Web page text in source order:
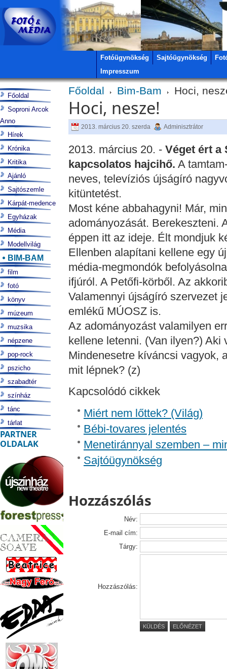
Fotóügynökség Sajtóügynökség
Impresszum
Főoldal Bim-Bam Hoci,
Hoci, nesze!
2013. március 20. szerda Adminisztrátor
2013. március 20. - Véget ért a
kapcsolatos hajcihő. A
neves, televíziós újságíró
kitüntetést.
Most kéne abbahagyni! Már,
adományozását. Berekeszteni.
éppen itt az ideje. Élt mondjuk
Ellenben alapítani kellene egy
média-megmondók
ifjúról. A Petőfi-körből. Az
Valamennyi újságíró szervezet
emlékű MÚOSZ is.
Az adományozást valamilyen
kellene letenni. (Van ilyen?) Aki
Mindenesetre kíváncsi vagyok,
mit lépnek? (z)
Kapcsolódó cikkek
Miért nem lőttek? (Világ)
Bébi-tovares jelentés
Menetiránnyal szemben –
Sajtóügynökség
Hozzászólás
Név:
E-mail cím:
Tárgy:
Hozzászólás:
KÜLDÉS ELŐNÉZET
Főoldal
Soproni Arcok
Anno
Hírek
Krónika
Kritika
Ajánló
Sajtószemle
Kárpát-medence
Egyházak
Média
Modellvilág
BIM-BAM
film
fotó
könyv
múzeum
muzsika
népzene
pop-rock
pszicho
szabadtér
színház
tánc
tárlat
PARTNER
OLDALAK